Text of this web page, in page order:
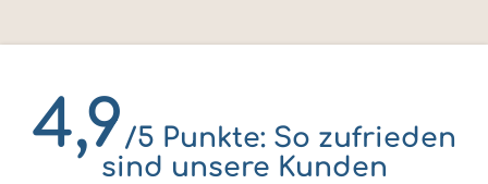
4,9/5 Punkte: So zufrieden
sind unsere Kunden